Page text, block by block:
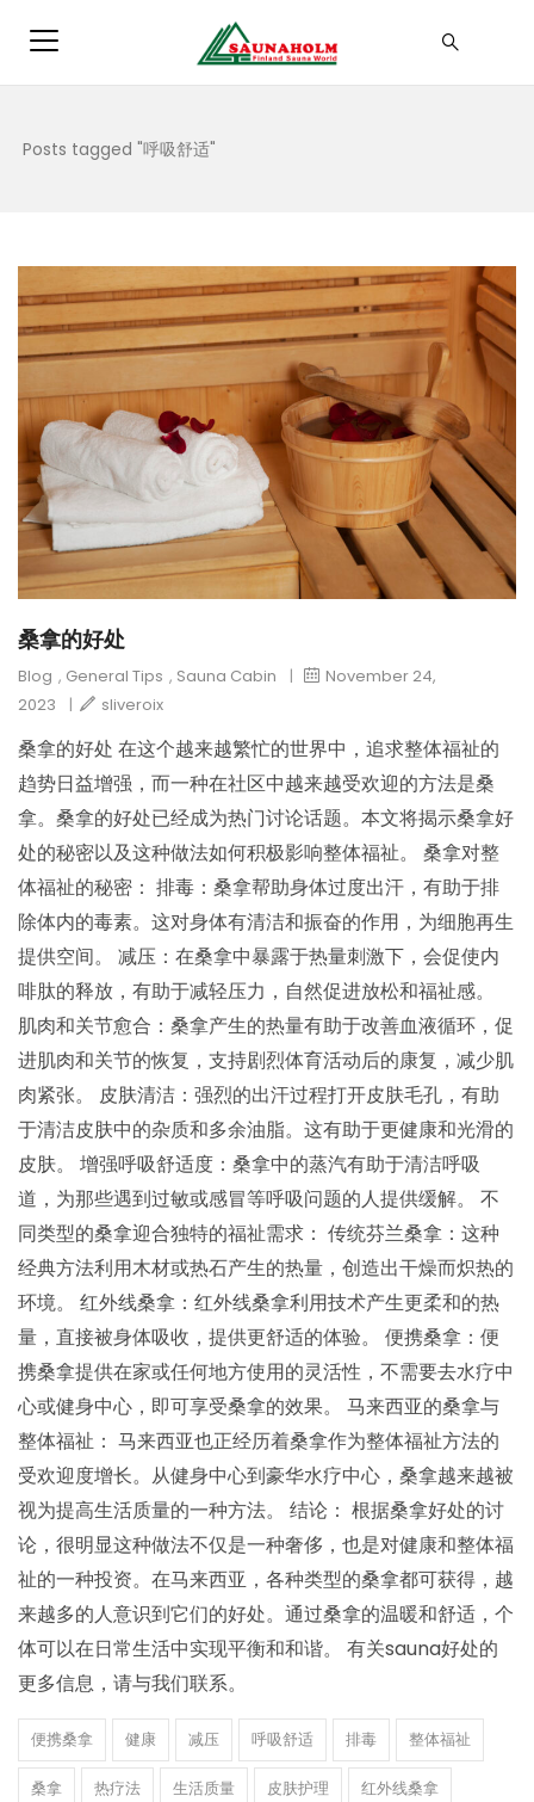
Posts tagged "呼吸舒适"
桑拿的好处
Blog , General Tips , Sauna Cabin |
November 24,
2023
| sliveroix
桑拿的好处 在这个越来越繁忙的世界中，追求整体福祉的
趋势日益增强，而一种在社区中越来越受欢迎的方法是桑
拿。桑拿的好处已经成为热门讨论话题。本文将揭示桑拿好
处的秘密以及这种做法如何积极影响整体福祉。 桑拿对整
体福祉的秘密： 排毒：桑拿帮助身体过度出汗，有助于排
除体内的毒素。这对身体有清洁和振奋的作用，为细胞再生
提供空间。 减压：在桑拿中暴露于热量刺激下，会促使内
啡肽的释放，有助于减轻压力，自然促进放松和福祉感。
肌肉和关节愈合：桑拿产生的热量有助于改善血液循环，促
进肌肉和关节的恢复，支持剧烈体育活动后的康复，减少肌
肉紧张。 皮肤清洁：强烈的出汗过程打开皮肤毛孔，有助
于清洁皮肤中的杂质和多余油脂。这有助于更健康和光滑的
皮肤。 增强呼吸舒适度：桑拿中的蒸汽有助于清洁呼吸
道，为那些遇到过敏或感冒等呼吸问题的人提供缓解。 不
同类型的桑拿迎合独特的福祉需求： 传统芬兰桑拿：这种
经典方法利用木材或热石产生的热量，创造出干燥而炽热的
环境。 红外线桑拿：红外线桑拿利用技术产生更柔和的热
量，直接被身体吸收，提供更舒适的体验。 便携桑拿：便
携桑拿提供在家或任何地方使用的灵活性，不需要去水疗中
心或健身中心，即可享受桑拿的效果。 马来西亚的桑拿与
整体福祉： 马来西亚也正经历着桑拿作为整体福祉方法的
受欢迎度增长。从健身中心到豪华水疗中心，桑拿越来越被
视为提高生活质量的一种方法。 结论： 根据桑拿好处的讨
论，很明显这种做法不仅是一种奢侈，也是对健康和整体福
祉的一种投资。在马来西亚，各种类型的桑拿都可获得，越
来越多的人意识到它们的好处。通过桑拿的温暖和舒适，个
体可以在日常生活中实现平衡和和谐。 有关sauna好处的
更多信息，请与我们联系。
便携桑拿 健康 减压 呼吸舒适 排毒 整体福祉
桑拿 热疗法 生活质量 皮肤护理 红外线桑拿